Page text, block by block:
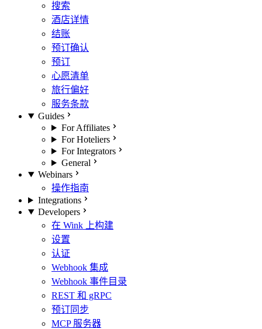
搜索
酒店详情
结账
预订确认
预订
心愿清单
旅行偏好
服务条款
Guides
For Affiliates
For Hoteliers
For Integrators
General
Webinars
操作指南
Integrations
Developers
在 Wink 上构建
设置
认证
Webhook 集成
Webhook 事件目录
REST 和 gRPC
预订同步
MCP 服务器